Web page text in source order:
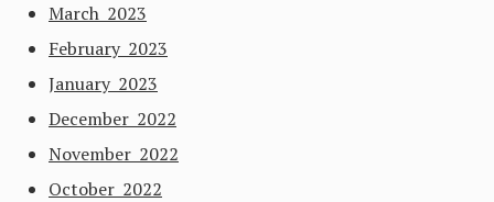
March 2023
February 2023
January 2023
December 2022
November 2022
October 2022